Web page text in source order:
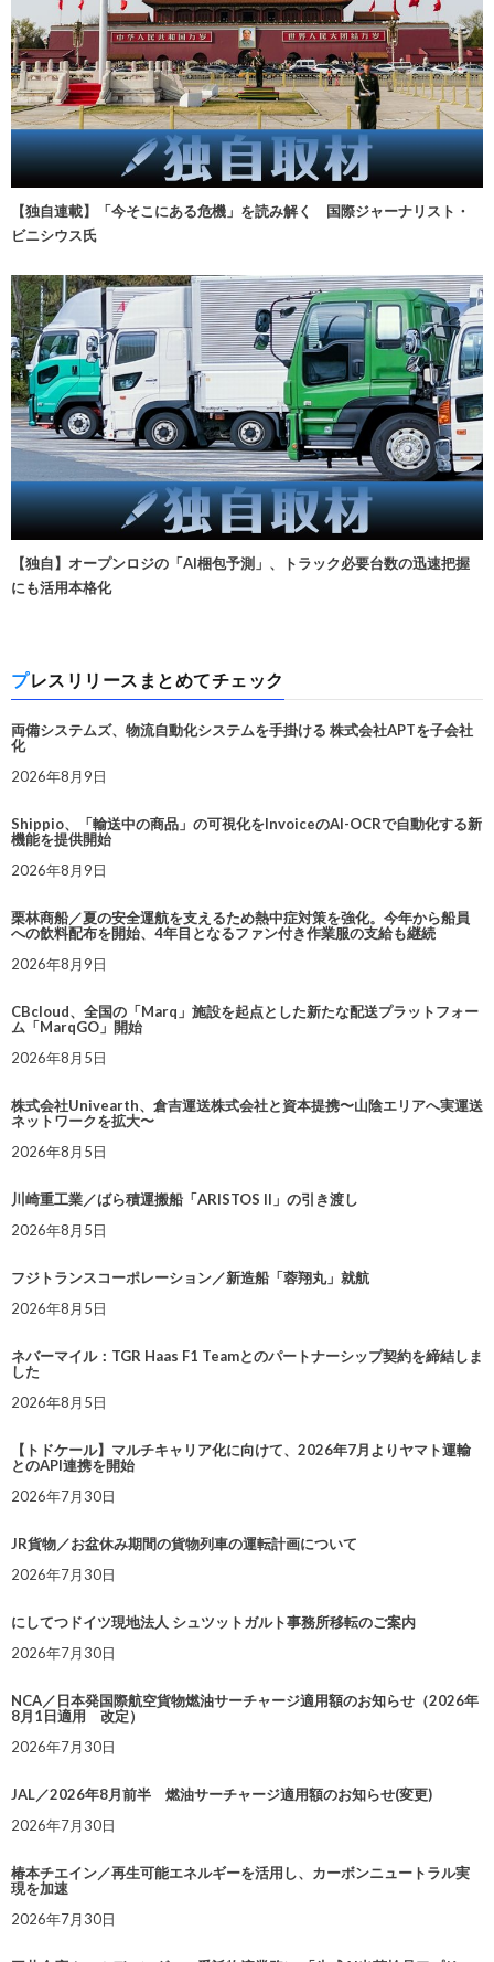
【独自連載】「今そこにある危機」を読み解く 国際ジャーナリスト・
ビニシウス氏
【独自】オープンロジの「AI梱包予測」、トラック必要台数の迅速把握
にも活用本格化
プレスリリースまとめてチェック
両備システムズ、物流自動化システムを手掛ける 株式会社APTを子会社
化
2026年8月9日
Shippio、「輸送中の商品」の可視化をInvoiceのAI-OCRで自動化する新
機能を提供開始
2026年8月9日
栗林商船／夏の安全運航を支えるため熱中症対策を強化。今年から船員
への飲料配布を開始、4年目となるファン付き作業服の支給も継続
2026年8月9日
CBcloud、全国の「Marq」施設を起点とした新たな配送プラットフォー
ム「MarqGO」開始
2026年8月5日
株式会社Univearth、倉吉運送株式会社と資本提携〜山陰エリアへ実運送
ネットワークを拡大〜
2026年8月5日
川崎重工業／ばら積運搬船「ARISTOS II」の引き渡し
2026年8月5日
フジトランスコーポレーション／新造船「蓉翔丸」就航
2026年8月5日
ネバーマイル：TGR Haas F1 Teamとのパートナーシップ契約を締結しま
した
2026年8月5日
【トドケール】マルチキャリア化に向けて、2026年7月よりヤマト運輸
とのAPI連携を開始
2026年7月30日
JR貨物／お盆休み期間の貨物列車の運転計画について
2026年7月30日
にしてつドイツ現地法人 シュツットガルト事務所移転のご案内
2026年7月30日
NCA／日本発国際航空貨物燃油サーチャージ適用額のお知らせ（2026年
8月1日適用 改定）
2026年7月30日
JAL／2026年8月前半 燃油サーチャージ適用額のお知らせ(変更)
2026年7月30日
椿本チエイン／再生可能エネルギーを活用し、カーボンニュートラル実
現を加速
2026年7月30日